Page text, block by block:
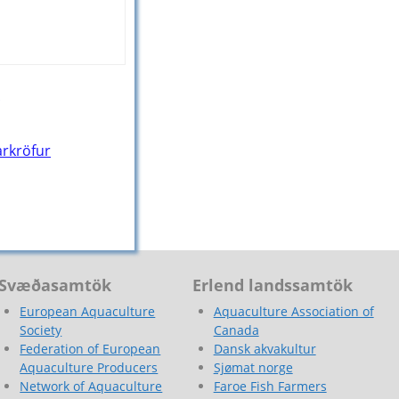
Svæðasamtök
European Aquaculture
Society
Federation of European
Aquaculture Producers
Network of Aquaculture
Erlend landssamtök
Aquaculture Association of
Canada
Dansk akvakultur
Sjømat norge
Faroe Fish Farmers